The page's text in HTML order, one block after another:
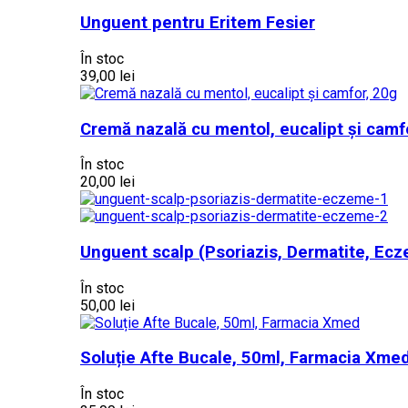
Unguent pentru Eritem Fesier
În stoc
39,00 lei
Cremă nazală cu mentol, eucalipt și
În stoc
20,00 lei
Unguent scalp (Psoriazis, Dermatite,
În stoc
50,00 lei
Soluție Afte Bucale, 50ml, Farmacia
În stoc